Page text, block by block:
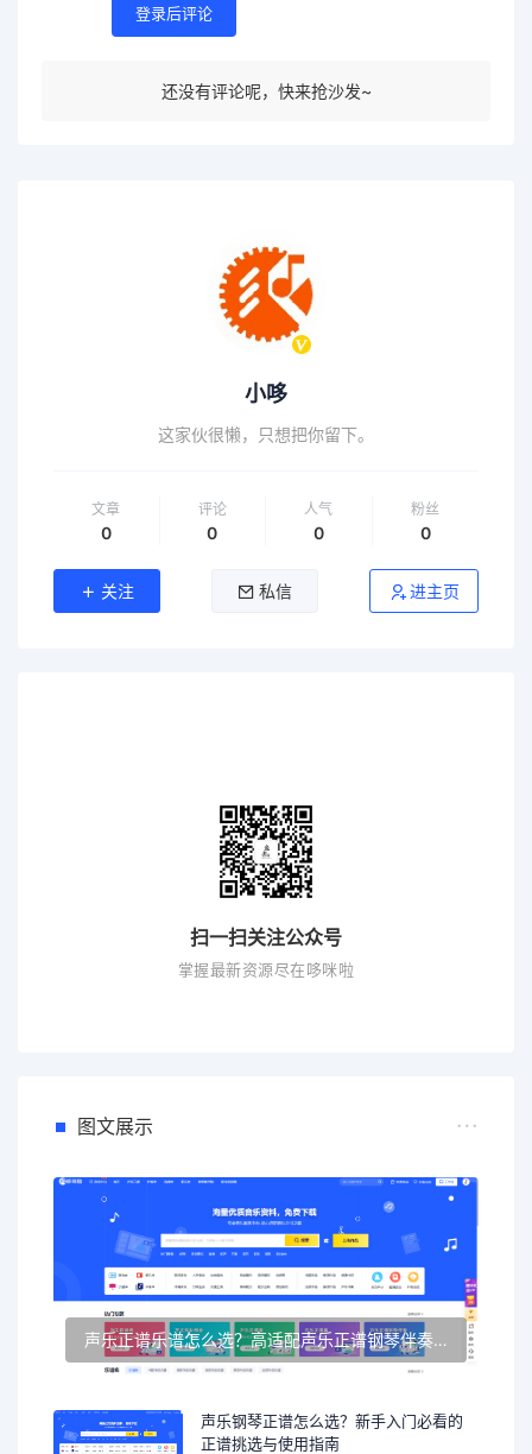
登录后评论
还没有评论呢，快来抢沙发~
小哆
这家伙很懒，只想把你留下。
文章
0
评论
0
人气
0
粉丝
0
关注 私信 进主页
扫一扫关注公众号
掌握最新资源尽在哆咪啦
图文展示
声乐正谱乐谱怎么选？高适配声乐正谱钢琴伴奏资源推荐
声乐钢琴正谱怎么选？新手入门必看的
正谱挑选与使用指南